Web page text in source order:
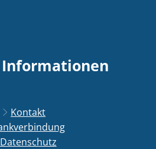
Kontakt
Datenschutz